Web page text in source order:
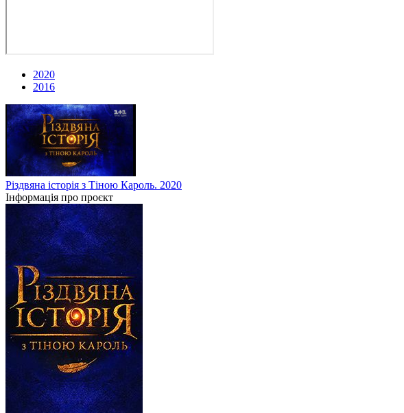
2020
2016
Різдвяна історія з Тіною Кароль. 2020
Інформація про проєкт